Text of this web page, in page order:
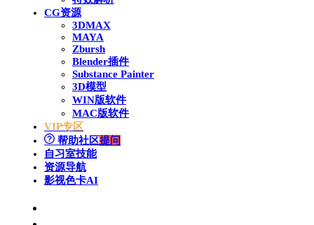
CG资源
3DMAX
MAYA
Zbursh
Blender插件
Substance Painter
3D模型
WIN版软件
MAC版软件
VIP专区
帮助社区提问
自习室技能
资源导航
影视色卡AI